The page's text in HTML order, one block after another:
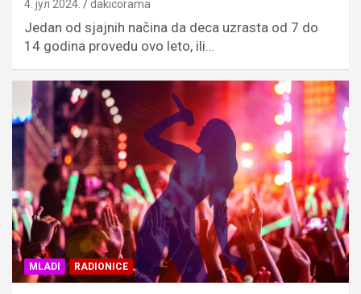
4. јул 2024. dakicorama
Jedan od sjajnih načina da deca uzrasta od 7 do
14 godina provedu ovo leto, ili…
MLADI RADIONICE